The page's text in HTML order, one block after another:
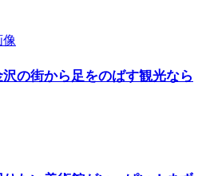
の街から足をのばす観光なら